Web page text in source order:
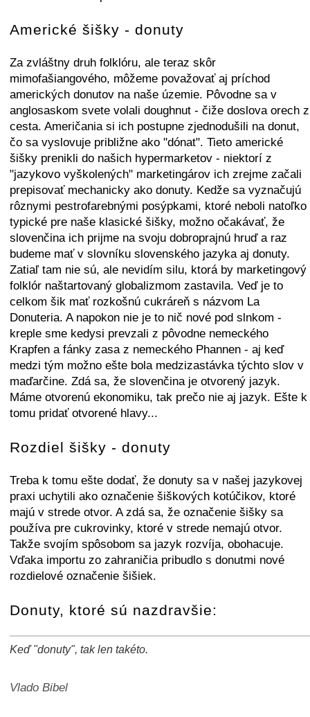
Americké šišky - donuty
Za zvláštny druh folklóru, ale teraz skôr
mimofašiangového, môžeme považovať aj príchod
amerických donutov na naše územie. Pôvodne sa v
anglosaskom svete volali doughnut - čiže doslova orech z
cesta. Američania si ich postupne zjednodušili na donut,
čo sa vyslovuje približne ako "dónat". Tieto americké
šišky prenikli do našich hypermarketov - niektorí z
"jazykovo vyškolených" marketingárov ich zrejme začali
prepisovať mechanicky ako donuty. Kedže sa vyznačujú
rôznymi pestrofarebnými posýpkami, ktoré neboli natoľko
typické pre naše klasické šišky, možno očakávať, že
slovenčina ich prijme na svoju dobroprajnú hruď a raz
budeme mať v slovníku slovenského jazyka aj donuty.
Zatiaľ tam nie sú, ale nevidím silu, ktorá by marketingový
folklór naštartovaný globalizmom zastavila. Veď je to
celkom šik mať rozkošnú cukráreň s názvom La
Donuteria. A napokon nie je to nič nové pod slnkom -
kreple sme kedysi prevzali z pôvodne nemeckého
Krapfen a fánky zasa z nemeckého Phannen - aj keď
medzi tým možno ešte bola medzizastávka týchto slov v
maďarčine. Zdá sa, že slovenčina je otvorený jazyk.
Máme otvorenú ekonomiku, tak prečo nie aj jazyk. Ešte k
tomu pridať otvorené hlavy...
Rozdiel šišky - donuty
Treba k tomu ešte dodať, že donuty sa v našej jazykovej
praxi uchytili ako označenie šiškových kotúčikov, ktoré
majú v strede otvor. A zdá sa, že označenie šišky sa
používa pre cukrovinky, ktoré v strede nemajú otvor.
Takže svojím spôsobom sa jazyk rozvíja, obohacuje.
Vďaka importu zo zahraničia pribudlo s donutmi nové
rozdielové označenie šišiek.
Donuty, ktoré sú nazdravšie:
Keď "donuty", tak len takéto.
Vlado Bibel